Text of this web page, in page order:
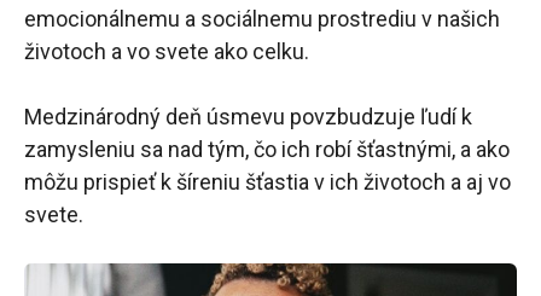
emocionálnemu a sociálnemu prostrediu v našich
životoch a vo svete ako celku.
Medzinárodný deň úsmevu povzbudzuje ľudí k
zamysleniu sa nad tým, čo ich robí šťastnými, a ako
môžu prispieť k šíreniu šťastia v ich životoch a aj vo
svete.